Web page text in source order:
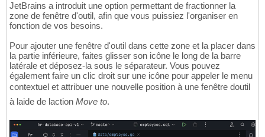
JetBrains a introduit une option permettant de fractionner la
zone de fenêtre d'outil, afin que vous puissiez l'organiser en
fonction de vos besoins.
Pour ajouter une fenêtre d'outil dans cette zone et la placer dans
la partie inférieure, faites glisser son icône le long de la barre
latérale et déposez-la sous le séparateur. Vous pouvez
également faire un clic droit sur une icône pour appeler le menu
contextuel et attribuer une nouvelle position à une fenêtre doutil
à laide de laction Move to.